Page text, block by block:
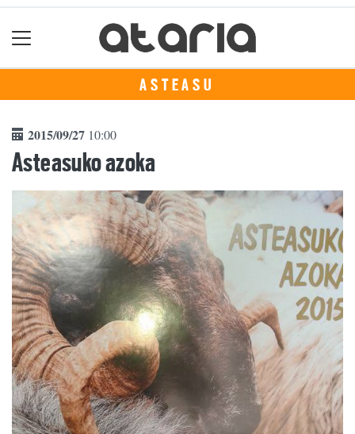
ASTEASU
2015/09/27 10:00
Asteasuko azoka